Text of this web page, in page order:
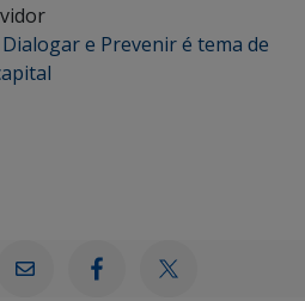
e Prevenir é tema de